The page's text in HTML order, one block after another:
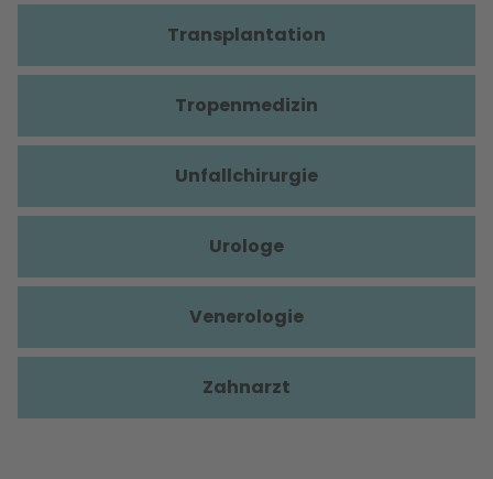
Transplantation
Tropenmedizin
Unfallchirurgie
Urologe
Venerologie
Zahnarzt